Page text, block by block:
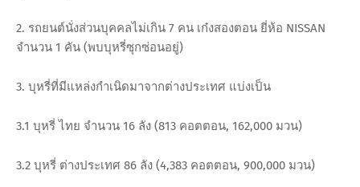
2. รถยนต์นั่งส่วนบุคคลไม่เกิน 7 คน เก๋งสองตอน ยี่ห้อ NISSAN
จำนวน 1 คัน (พบบุหรี่ซุกซ่อนอยู่)
3. บุหรี่ที่มีแหล่งกำเนิดมาจากต่างประเทศ แบ่งเป็น
3.1 บุหรี่ ไทย จำนวน 16 ลัง (813 คอตตอน, 162,000 มวน)
3.2 บุหรี่ ต่างประเทศ 86 ลัง (4,383 คอตตอน, 900,000 มวน)